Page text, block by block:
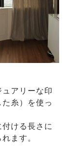
アリーな印
糸）を使っ
ける長さに
ます。